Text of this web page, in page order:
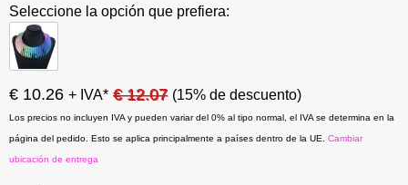
Seleccione la opción que prefiera:
€ 10.26 + IVA* € 12.07 (15% de descuento)
Los precios no incluyen IVA y pueden variar del 0% al tipo normal, el IVA se determina en la
página del pedido. Esto se aplica principalmente a países dentro de la UE. Cambiar
ubicación de entrega